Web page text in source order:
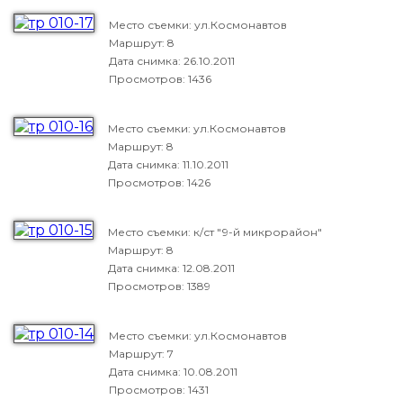
Место съемки: ул.Космонавтов
Маршрут: 8
Дата снимка: 26.10.2011
Просмотров: 1436
Место съемки: ул.Космонавтов
Маршрут: 8
Дата снимка: 11.10.2011
Просмотров: 1426
Место съемки: к/ст "9-й микрорайон"
Маршрут: 8
Дата снимка: 12.08.2011
Просмотров: 1389
Место съемки: ул.Космонавтов
Маршрут: 7
Дата снимка: 10.08.2011
Просмотров: 1431